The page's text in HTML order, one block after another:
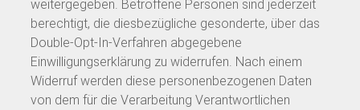
weitergegeben. Betroffene Personen sind jederzeit
berechtigt, die diesbezügliche gesonderte, über das
Double-Opt-In-Verfahren abgegebene
Einwilligungserklärung zu widerrufen. Nach einem
Widerruf werden diese personenbezogenen Daten
von dem für die Verarbeitung Verantwortlichen